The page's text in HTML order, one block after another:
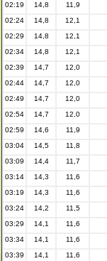
02:19
14,8 11,9
02:24
14,8 12,1
02:29
14,8 12,1
02:34
14,8 12,1
02:39
14,7 12,0
02:44
14,7 12,0
02:49
14,7 12,0
02:54
14,7 12,0
02:59
14,6 11,9
03:04
14,5 11,8
03:09
14,4 11,7
03:14
14,3 11,6
03:19
14,3 11,6
03:24
14,2 11,5
03:29
14,1 11,6
03:34
14,1 11,6
03:39
14,1 11,6